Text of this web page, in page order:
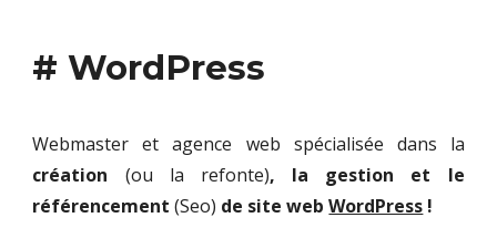
# WordPress
Webmaster et agence web spécialisée dans la
création (ou la refonte), la gestion et le
référencement (Seo) de site webWordPress !